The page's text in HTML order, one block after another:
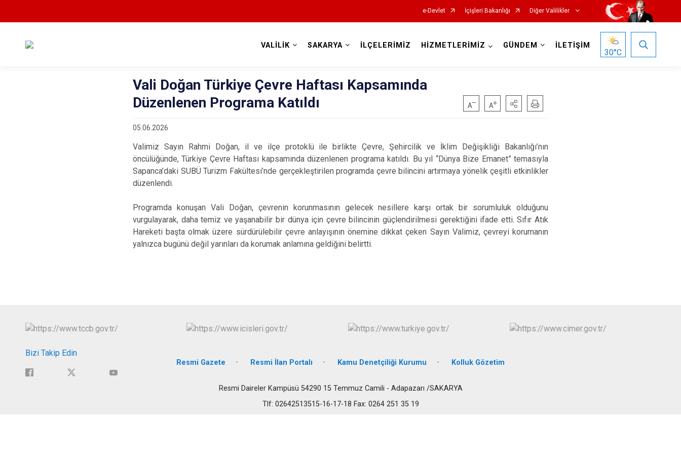
e-Devlet İçişleri Bakanlığı Diğer Valilikler
VALİLİK SAKARYA İLÇELERİMİZ HİZMETLERİMİZ GÜNDEM İLETİŞİM
30°C
Vali Doğan Türkiye Çevre Haftası Kapsamında
Düzenlenen Programa Katıldı
05.06.2026
Valimiz Sayın Rahmi Doğan, il ve ilçe protoklü ile birlikte Çevre, Şehircilik ve İklim Değişikliği Bakanlığı’nın
öncülüğünde, Türkiye Çevre Haftası kapsamında düzenlenen programa katıldı. Bu yıl “Dünya Bize Emanet” temasıyla
Sapanca’daki SUBÜ Turizm Fakültesi’nde gerçekleştirilen programda çevre bilincini artırmaya yönelik çeşitli etkinlikler
düzenlendi.
Programda konuşan Vali Doğan, çevrenin korunmasının gelecek nesillere karşı ortak bir sorumluluk olduğunu
vurgulayarak, daha temiz ve yaşanabilir bir dünya için çevre bilincinin güçlendirilmesi gerektiğini ifade etti. Sıfır Atık
Hareketi başta olmak üzere sürdürülebilir çevre anlayışının önemine dikkat çeken Sayın Valimiz, çevreyi korumanın
yalnızca bugünü değil yarınları da korumak anlamına geldiğini belirtti.
Bizi Takip Edin
Resmi Gazete Resmi İlan Portalı Kamu Denetçiliği Kurumu Kolluk Gözetim
Resmi Daireler Kampüsü 54290 15 Temmuz Camili - Adapazarı /SAKARYA
Tlf: 02642513515-16-17-18 Fax: 0264 251 35 19